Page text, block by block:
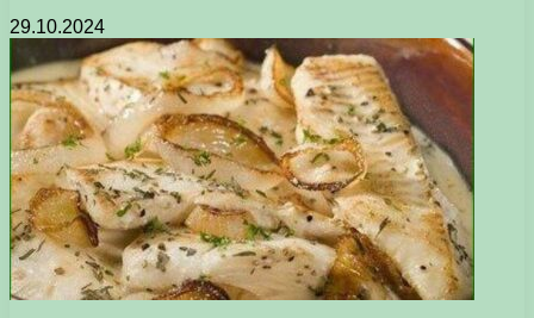
29.10.2024